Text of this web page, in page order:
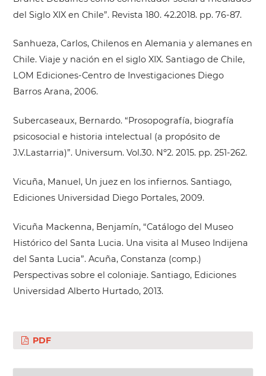
del Siglo XIX en Chile”. Revista 180. 42.2018. pp. 76-87.
Sanhueza, Carlos, Chilenos en Alemania y alemanes en
Chile. Viaje y nación en el siglo XIX. Santiago de Chile,
LOM Ediciones-Centro de Investigaciones Diego
Barros Arana, 2006.
Subercaseaux, Bernardo. “Prosopografía, biografía
psicosocial e historia intelectual (a propósito de
J.V.Lastarria)”. Universum. Vol.30. Nº2. 2015. pp. 251-262.
Vicuña, Manuel, Un juez en los infiernos. Santiago,
Ediciones Universidad Diego Portales, 2009.
Vicuña Mackenna, Benjamín, “Catálogo del Museo
Histórico del Santa Lucia. Una visita al Museo Indijena
del Santa Lucia”. Acuña, Constanza (comp.)
Perspectivas sobre el coloniaje. Santiago, Ediciones
Universidad Alberto Hurtado, 2013.
PDF